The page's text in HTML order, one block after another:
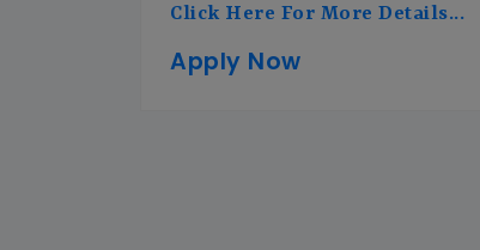
Click Here For More Details...
Apply Now